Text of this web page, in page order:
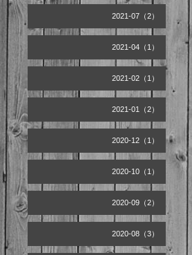
2021-07（2）
2021-04（1）
2021-02（1）
2021-01（2）
2020-12（1）
2020-10（1）
2020-09（2）
2020-08（3）